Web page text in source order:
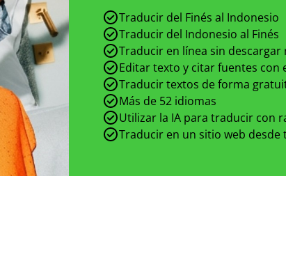
Traducir del Finés al Indonesio
Traducir del Indonesio al Finés
Traducir en línea sin descargar
Editar texto y citar fuentes con
Traducir textos de forma
Más de 52 idiomas
Utilizar la IA para traducir con
Traducir en un sitio web desde